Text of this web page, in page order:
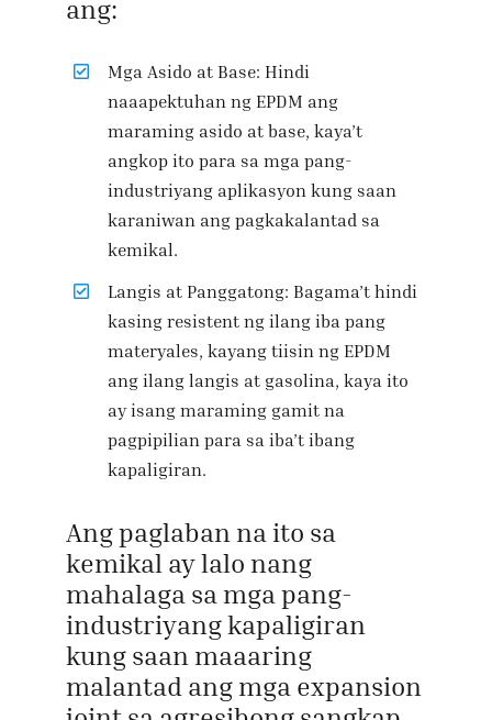
ang:
Mga Asido at Base: Hindi
naaapektuhan ng EPDM ang
maraming asido at base, kaya’t
angkop ito para sa mga pang-
industriyang aplikasyon kung saan
karaniwan ang pagkakalantad sa
kemikal.
Langis at Panggatong: Bagama’t hindi
kasing resistent ng ilang iba pang
materyales, kayang tiisin ng EPDM
ang ilang langis at gasolina, kaya ito
ay isang maraming gamit na
pagpipilian para sa iba’t ibang
kapaligiran.
Ang paglaban na ito sa
kemikal ay lalo nang
mahalaga sa mga pang-
industriyang kapaligiran
kung saan maaaring
malantad ang mga expansion